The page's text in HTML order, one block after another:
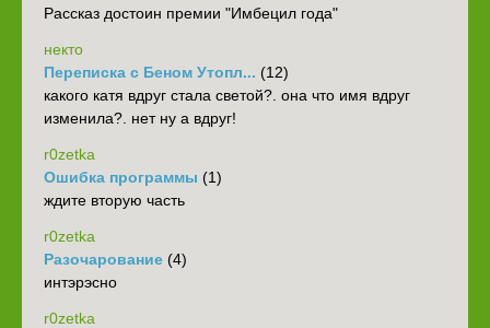
Рассказ достоин премии "Имбецил года"
некто
Переписка с Беном Утопл... (12)
какого катя вдруг стала светой?. она что имя вдруг
изменила?. нет ну а вдруг!
r0zetka
Ошибка программы (1)
ждите вторую часть
r0zetka
Разочарование (4)
интэрэсно
r0zetka